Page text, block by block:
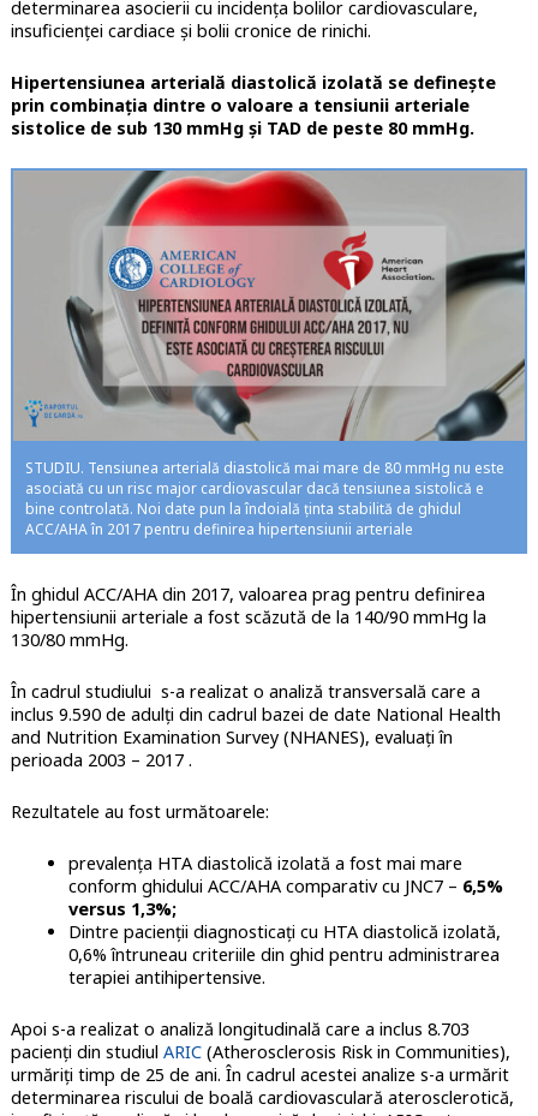
determinarea asocierii cu incidența bolilor cardiovasculare,
insuficienței cardiace și bolii cronice de rinichi.
Hipertensiunea arterială diastolică izolată se definește
prin combinația dintre o valoare a tensiunii arteriale
sistolice de sub 130 mmHg și TAD de peste 80 mmHg.
STUDIU. Tensiunea arterială diastolică mai mare de 80 mmHg nu este
asociată cu un risc major cardiovascular dacă tensiunea sistolică e
bine controlată. Noi date pun la îndoială ținta stabilită de ghidul
ACC/AHA în 2017 pentru definirea hipertensiunii arteriale
În ghidul ACC/AHA din 2017, valoarea prag pentru definirea
hipertensiunii arteriale a fost scăzută de la 140/90 mmHg la
130/80 mmHg.
În cadrul studiului s-a realizat o analiză transversală care a
inclus 9.590 de adulți din cadrul bazei de date National Health
and Nutrition Examination Survey (NHANES), evaluați în
perioada 2003 – 2017 .
Rezultatele au fost următoarele:
prevalența HTA diastolică izolată a fost mai mare
conform ghidului ACC/AHA comparativ cu JNC7 – 6,5%
versus 1,3%;
Dintre pacienții diagnosticați cu HTA diastolică izolată,
0,6% întruneau criteriile din ghid pentru administrarea
terapiei antihipertensive.
Apoi s-a realizat o analiză longitudinală care a inclus 8.703
pacienți din studiul ARIC(Atherosclerosis Risk in Communities),
urmăriți timp de 25 de ani. În cadrul acestei analize s-a urmărit
determinarea riscului de boală cardiovasculară aterosclerotică,